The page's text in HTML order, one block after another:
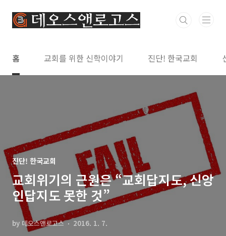
홈 교회를 위한 신학이야기 진단! 한국교회
진단! 한국교회
교회위기의 근원은 “교회답지도, 신앙
인답지도 못한 것”
by 데오스앤로고스 2016. 1. 7.